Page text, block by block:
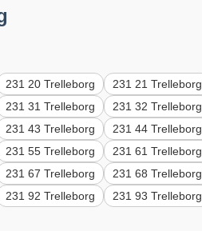
231 20 Trelleborg 231 21 Trelleborg
231 31 Trelleborg 231 32 Trelleborg
231 43 Trelleborg 231 44 Trelleborg
231 55 Trelleborg 231 61 Trelleborg
231 67 Trelleborg 231 68 Trelleborg
231 92 Trelleborg 231 93 Trelleborg